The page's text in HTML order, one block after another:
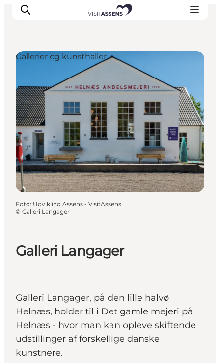
Overnatning
Oplevelser
Spis & drik
Det sker
Åbningstider
Galleri Langager
Galleri Langager, på den lille halvø
Helnæs, holder til i Det gamle mejeri på
Helnæs - hvor man kan opleve skiftende
udstillinger af forskellige danske
kunstnere.
Gallerier og kunsthaller
Foto: Udvikling Assens - VisitAssens
© Galleri Langager